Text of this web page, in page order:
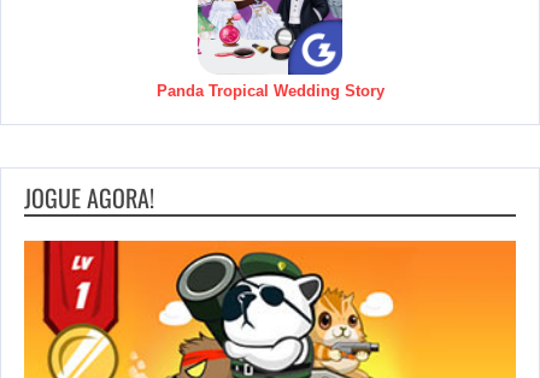
Panda Tropical Wedding Story
JOGUE AGORA!